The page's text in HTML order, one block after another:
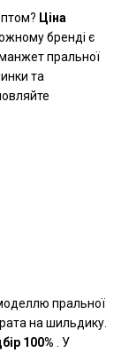
Ціна
бренді є
пральної
та
пральної
на шильдику.
100% . У